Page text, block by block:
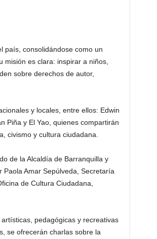
país, consolidándose como un
misión es clara: inspirar a niños,
sobre derechos de autor,
y locales, entre ellos: Edwin
Piña y El Yao, quienes compartirán
civismo y cultura ciudadana.
de la Alcaldía de Barranquilla y
Amar Sepúlveda, Secretaría
de Cultura Ciudadana,
pedagógicas y recreativas
se ofrecerán charlas sobre la